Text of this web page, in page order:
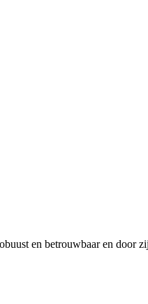
en betrouwbaar en door